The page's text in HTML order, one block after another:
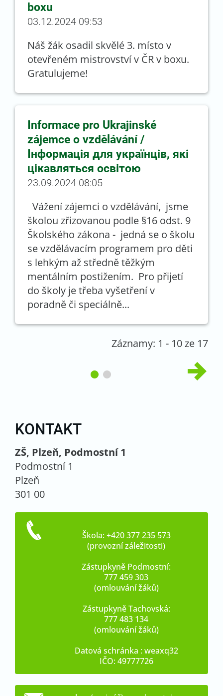
boxu
03.12.2024 09:53
Náš žák osadil skvělé 3. místo v
otevřeném mistrovství v ČR v boxu.
Gratulujeme!
Informace pro Ukrajinské
zájemce o vzdělávání /
Інформація для українців, які
цікавляться освітою
23.09.2024 08:05
Vážení zájemci o vzdělávání, jsme
školou zřizovanou podle §16 odst. 9
Školského zákona - jedná se o školu
se vzdělávacím programem pro děti
s lehkým až středně těžkým
mentálním postižením. Pro přijetí
do školy je třeba vyšetření v
poradně či speciálně...
Záznamy: 1 - 10 ze 17
KONTAKT
ZŠ, Plzeň, Podmostní 1
Podmostní 1
Plzeň
301 00
Škola: +420 377 235 573
(provozní záležitosti)
Zástupkyně Podmostní:
777 459 303
(omlouvání žáků)
Zástupkyně Tachovská:
777 483 134
(omlouvání žáků)
Datová schránka : weaxq32
IČO: 49777726